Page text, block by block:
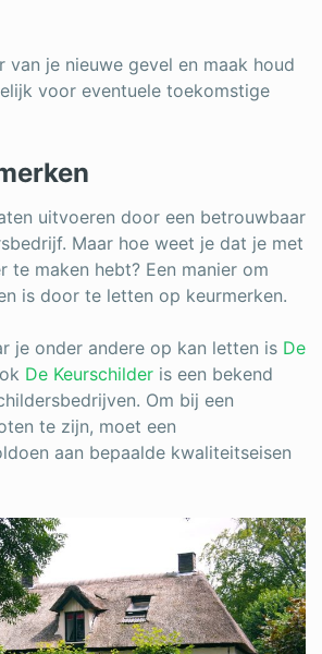
van je nieuwe gevel en maak houd
voor eventuele toekomstige
uitvoeren door een betrouwbaar
Maar hoe weet je dat je met
te maken hebt? Een manier om
is door te letten op keurmerken.
je onder andere op kan letten is De
De Keurschilder is een bekend
Om bij een
te zijn, moet een
aan bepaalde kwaliteitseisen